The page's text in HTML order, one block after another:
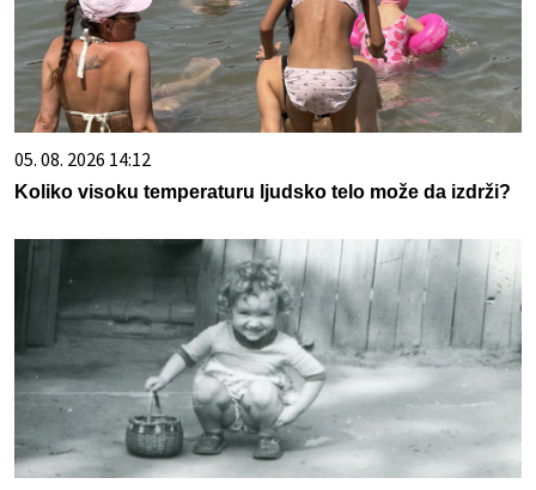
05. 08. 2026 14:12
Koliko visoku temperaturu ljudsko telo može da izdrži?